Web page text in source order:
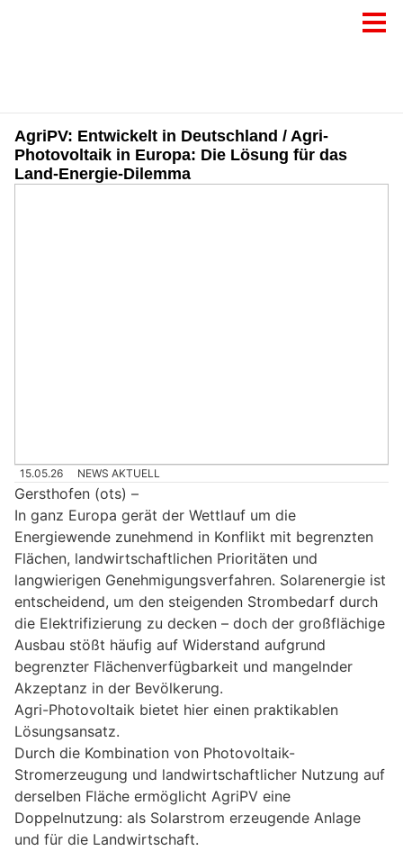
AgriPV: Entwickelt in Deutschland / Agri-
Photovoltaik in Europa: Die Lösung für das
Land-Energie-Dilemma
15.05.26 NEWS AKTUELL
Gersthofen (ots) –
In ganz Europa gerät der Wettlauf um die
Energiewende zunehmend in Konflikt mit begrenzten
Flächen, landwirtschaftlichen Prioritäten und
langwierigen Genehmigungsverfahren. Solarenergie ist
entscheidend, um den steigenden Strombedarf durch
die Elektrifizierung zu decken – doch der großflächige
Ausbau stößt häufig auf Widerstand aufgrund
begrenzter Flächenverfügbarkeit und mangelnder
Akzeptanz in der Bevölkerung.
Agri-Photovoltaik bietet hier einen praktikablen
Lösungsansatz.
Durch die Kombination von Photovoltaik-
Stromerzeugung und landwirtschaftlicher Nutzung auf
derselben Fläche ermöglicht AgriPV eine
Doppelnutzung: als Solarstrom erzeugende Anlage
und für die Landwirtschaft.